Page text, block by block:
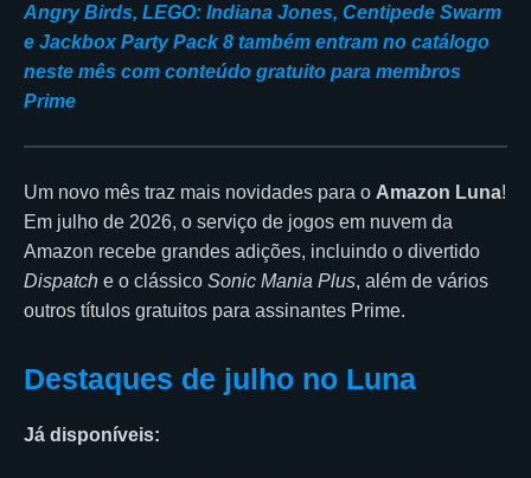
Angry Birds, LEGO: Indiana Jones, Centipede Swarm
e Jackbox Party Pack 8 também entram no catálogo
neste mês com conteúdo gratuito para membros
Prime
Um novo mês traz mais novidades para o Amazon Luna!
Em julho de 2026, o serviço de jogos em nuvem da
Amazon recebe grandes adições, incluindo o divertido
Dispatch e o clássico Sonic Mania Plus, além de vários
outros títulos gratuitos para assinantes Prime.
Destaques de julho no Luna
Já disponíveis: